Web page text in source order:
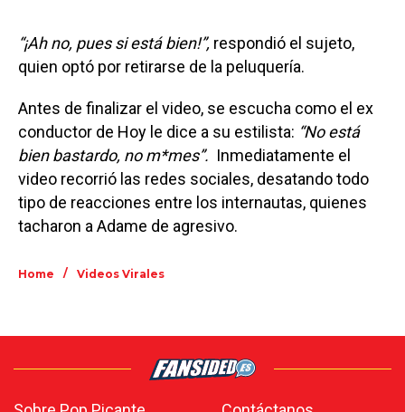
“¡Ah no, pues si está bien!”, respondió el sujeto,
quien optó por retirarse de la peluquería.
Antes de finalizar el video, se escucha como el ex
conductor de Hoy le dice a su estilista: “No está
bien bastardo, no m*mes”. Inmediatamente el
video recorrió las redes sociales, desatando todo
tipo de reacciones entre los internautas, quienes
tacharon a Adame de agresivo.
Home / Videos Virales